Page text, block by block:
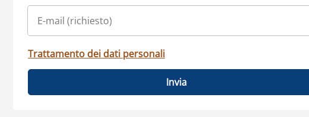
Trattamento dei dati personali
Invia